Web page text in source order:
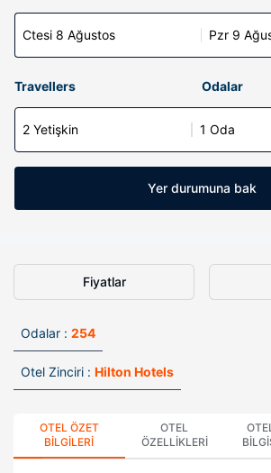
Ctesi 8 Ağustos Pzr 9
Travellers Odalar
2 Yetişkin 1 Oda
Yer durumuna bak
Fiyatlar
Odalar : 254
Otel Zinciri : Hilton Hotels
OTEL ÖZET
BILGILERI
OTEL
ÖZELLIKLERI